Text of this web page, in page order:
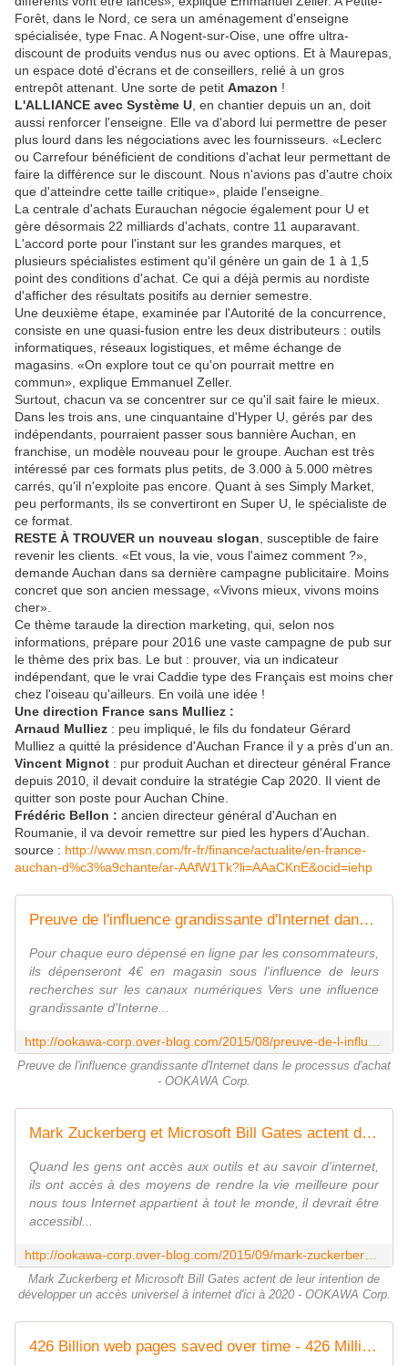
Forêt, dans le Nord, ce sera un aménagement d'enseigne
spécialisée, type Fnac. A Nogent-sur-Oise, une offre ultra-
discount de produits vendus nus ou avec options. Et à Maurepas,
un espace doté d'écrans et de conseillers, relié à un gros
entrepôt attenant. Une sorte de petit Amazon !
L'ALLIANCE avec Système U , en chantier depuis un an, doit
aussi renforcer l'enseigne. Elle va d'abord lui permettre de peser
plus lourd dans les négociations avec les fournisseurs. «Leclerc
ou Carrefour bénéficient de conditions d'achat leur permettant de
faire la différence sur le discount. Nous n'avions pas d'autre choix
que d'atteindre cette taille critique», plaide l'enseigne.
La centrale d'achats Eurauchan négocie également pour U et
gère désormais 22 milliards d'achats, contre 11 auparavant.
L'accord porte pour l'instant sur les grandes marques, et
plusieurs spécialistes estiment qu'il génère un gain de 1 à 1,5
point des conditions d'achat. Ce qui a déjà permis au nordiste
d'afficher des résultats positifs au dernier semestre.
Une deuxième étape, examinée par l'Autorité de la concurrence,
consiste en une quasi-fusion entre les deux distributeurs : outils
informatiques, réseaux logistiques, et même échange de
magasins. «On explore tout ce qu'on pourrait mettre en
commun», explique Emmanuel Zeller.
Surtout, chacun va se concentrer sur ce qu'il sait faire le mieux.
Dans les trois ans, une cinquantaine d'Hyper U, gérés par des
indépendants, pourraient passer sous bannière Auchan, en
franchise, un modèle nouveau pour le groupe. Auchan est très
intéressé par ces formats plus petits, de 3.000 à 5.000 mètres
carrés, qu'il n'exploite pas encore. Quant à ses Simply Market,
peu performants, ils se convertiront en Super U, le spécialiste de
ce format.
RESTE À TROUVER un nouveau slogan , susceptible de faire
revenir les clients. «Et vous, la vie, vous l'aimez comment ?»,
demande Auchan dans sa dernière campagne publicitaire. Moins
concret que son ancien message, «Vivons mieux, vivons moins
cher».
Ce thème taraude la direction marketing, qui, selon nos
informations, prépare pour 2016 une vaste campagne de pub sur
le thème des prix bas. Le but : prouver, via un indicateur
indépendant, que le vrai Caddie type des Français est moins cher
chez l'oiseau qu'ailleurs. En voilà une idée !
Une direction France sans Mulliez :
Arnaud Mulliez : peu impliqué, le fils du fondateur Gérard
Mulliez a quitté la présidence d'Auchan France il y a près d'un an.
Vincent Mignot : pur produit Auchan et directeur général France
depuis 2010, il devait conduire la stratégie Cap 2020. Il vient de
quitter son poste pour Auchan Chine.
Frédéric Bellon : ancien directeur général d'Auchan en
Roumanie, il va devoir remettre sur pied les hypers d'Auchan.
source : http://www.msn.com/fr-fr/finance/actualite/en-france-
auchan-d%c3%a9chante/ar-AAfW1Tk?li=AAaCKnE&ocid=iehp
Preuve de l'influence grandissante d'Internet dans le processus d'achat - OOKAWA Corp.
Pour chaque euro dépensé en ligne par les consommateurs,
ils dépenseront 4€ en magasin sous l'influence de leurs
recherches sur les canaux numériques Vers une influence
grandissante d'Interne...
Preuve de l'influence grandissante d'Internet dans le processus d'achat
- OOKAWA Corp.
Mark Zuckerberg et Microsoft Bill Gates actent de leur intention de développer un accès universel à internet d'ici à 2020 - OOKAWA Corp.
Quand les gens ont accès aux outils et au savoir d'internet,
ils ont accès à des moyens de rendre la vie meilleure pour
nous tous Internet appartient à tout le monde, il devrait être
accessibl...
Mark Zuckerberg et Microsoft Bill Gates actent de leur intention de
développer un accès universel à internet d'ici à 2020 - OOKAWA Corp.
426 Billion web pages saved over time - 426 Milliards de pages en backup - Dare to be better ? OK ! - OOKAWA Corp.